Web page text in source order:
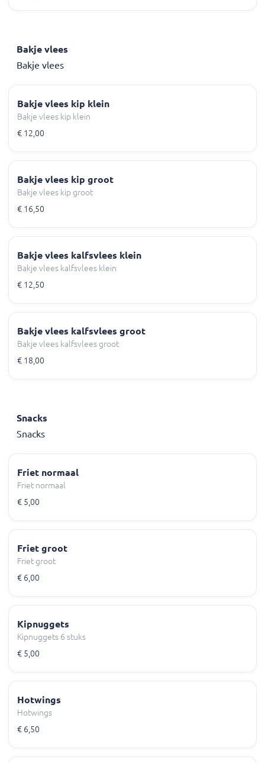
Bakje vlees
Bakje vlees
Bakje vlees kip klein
Bakje vlees kip klein
€ 12,00
Bakje vlees kip groot
Bakje vlees kip groot
€ 16,50
Bakje vlees kalfsvlees klein
Bakje vlees kalfsvlees klein
€ 12,50
Bakje vlees kalfsvlees groot
Bakje vlees kalfsvlees groot
€ 18,00
Snacks
Snacks
Friet normaal
Friet normaal
€ 5,00
Friet groot
Friet groot
€ 6,00
Kipnuggets
Kipnuggets 6 stuks
€ 5,00
Hotwings
Hotwings
€ 6,50